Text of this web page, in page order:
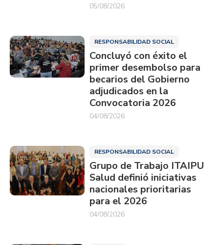
05/08/2026
RESPONSABILIDAD SOCIAL
Concluyó con éxito el
primer desembolso para
becarios del Gobierno
adjudicados en la
Convocatoria 2026
04/08/2026
RESPONSABILIDAD SOCIAL
Grupo de Trabajo ITAIPU
Salud definió iniciativas
nacionales prioritarias
para el 2026
04/08/2026